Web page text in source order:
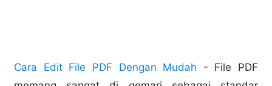
Cara Edit File PDF Dengan Mudah - File PDF